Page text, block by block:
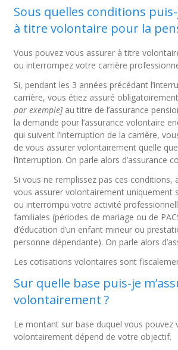
Sous quelles conditions
à titre volontaire pour la
Vous pouvez vous assurer à titre
ou interrompez votre carrière
Si, pendant les 3 années précédant
carrière, vous étiez assuré
par exemple] au titre de l’assurance
la demande pour l’assurance volontaire
qui suivent l’interruption de la carrière,
de vous assurer volontairement quelle
l’interruption. On parle alors d’assurance
Si vous ne remplissez pas ces conditions,
vous assurer volontairement uniquement
ou interrompu votre activité
familiales (périodes de mariage ou de
d’éducation d’un enfant mineur ou
personne dépendante). On parle alors
Les cotisations volontaires sont
Sur quelle base puis-je
volontairement ?
Le montant sur base duquel vous pouvez
volontairement dépend de votre objectif.